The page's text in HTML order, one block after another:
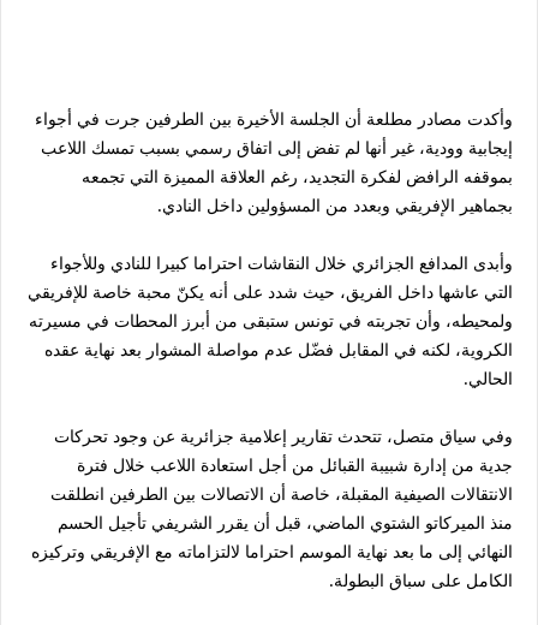
وأكدت مصادر مطلعة أن الجلسة الأخيرة بين الطرفين جرت في أجواء
إيجابية وودية، غير أنها لم تفض إلى اتفاق رسمي بسبب تمسك اللاعب
بموقفه الرافض لفكرة التجديد، رغم العلاقة المميزة التي تجمعه
بجماهير الإفريقي وبعدد من المسؤولين داخل النادي.
وأبدى المدافع الجزائري خلال النقاشات احتراما كبيرا للنادي وللأجواء
التي عاشها داخل الفريق، حيث شدد على أنه يكنّ محبة خاصة للإفريقي
ولمحيطه، وأن تجربته في تونس ستبقى من أبرز المحطات في مسيرته
الكروية، لكنه في المقابل فضّل عدم مواصلة المشوار بعد نهاية عقده
الحالي.
وفي سياق متصل، تتحدث تقارير إعلامية جزائرية عن وجود تحركات
جدية من إدارة شبيبة القبائل من أجل استعادة اللاعب خلال فترة
الانتقالات الصيفية المقبلة، خاصة أن الاتصالات بين الطرفين انطلقت
منذ الميركاتو الشتوي الماضي، قبل أن يقرر الشريفي تأجيل الحسم
النهائي إلى ما بعد نهاية الموسم احتراما لالتزاماته مع الإفريقي وتركيزه
الكامل على سباق البطولة.